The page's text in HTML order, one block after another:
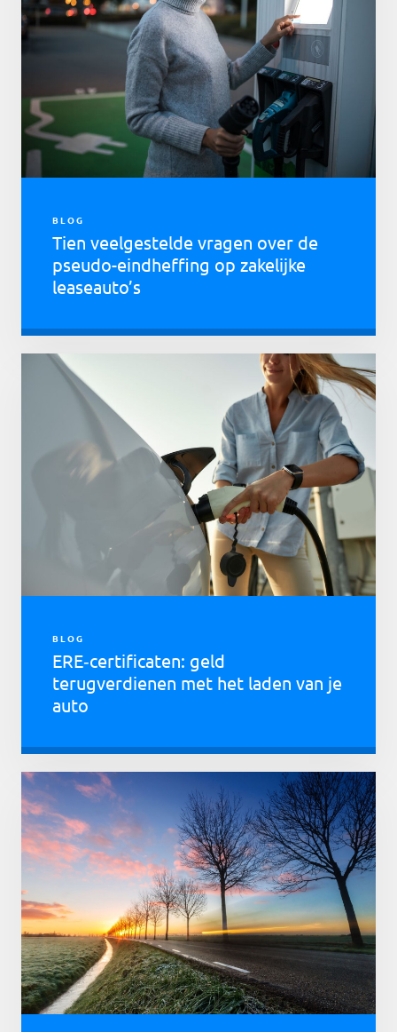
BLOG
Tien veelgestelde vragen over de
pseudo-eindheffing op zakelijke
leaseauto’s
BLOG
ERE‑certificaten: geld
terugverdienen met het laden van je
auto